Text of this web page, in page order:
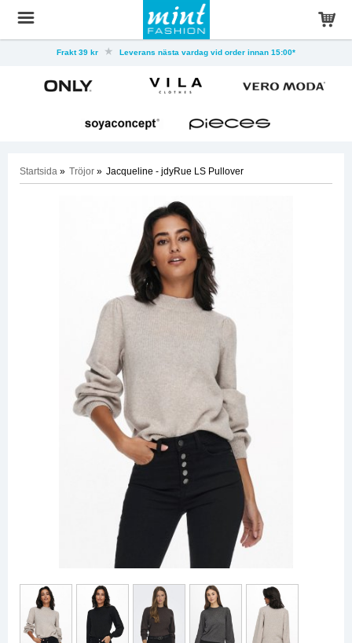
Frakt 39 kr Leverans nästa vardag vid order innan 15:00*
Startsida » Tröjor » Jacqueline - jdyRue LS Pullover